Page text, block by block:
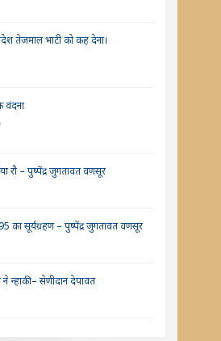
तेजमाल भाटी को कह देना।
वंदना
रौ – पुष्पेंद्र जुगतावत वणसूर
का सूर्यग्रहण – पुष्पेंद्र जुगतावत वणसूर
ने न्हाकी – सेणीदान देपावत